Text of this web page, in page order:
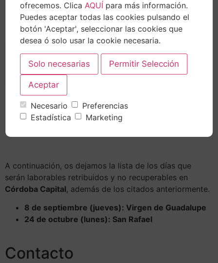
6 de
diciembre
(martes)
Día de la Constitución Española
8 de
diciembre
(jueves)
Inmaculada Concepción
26 de
diciembre
(lunes)
Natividad del Señor (por coincidir con
domingo se traslada al lunes)
A continuación, os dejamos la lista de los días que
serán laborables retribuidos y no recuperables en
Córdoba Capital, además de los citados anteriormente.
8 de septiembre (jueves): Virgen de Guadalupe
24 de octubre (lunes): San Rafael
Contacto
ofrecemos. ClicaAQUÍ para más información.
Puedes aceptar todas las cookies pulsando el
botón 'Aceptar', seleccionar las cookies que
desea ó solo usar la cookie necesaria.
Necesario
Preferencias
Estadística
Marketing